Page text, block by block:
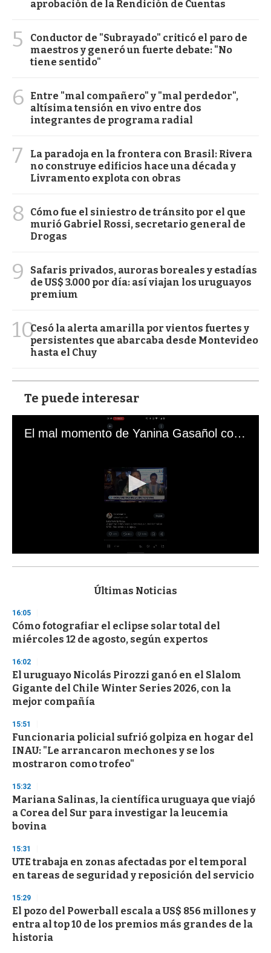
aprobación de la Rendición de Cuentas
5
Conductor de "Subrayado" criticó el paro de
maestros y generó un fuerte debate: "No
tiene sentido"
6
Entre "mal compañero" y "mal perdedor",
altísima tensión en vivo entre dos
integrantes de programa radial
7
La paradoja en la frontera con Brasil: Rivera
no construye edificios hace una década y
Livramento explota con obras
8
Cómo fue el siniestro de tránsito por el que
murió Gabriel Rossi, secretario general de
Drogas
9
Safaris privados, auroras boreales y estadías
de US$ 3.000 por día: así viajan los uruguayos
premium
10Cesó la alerta amarilla por vientos fuertes y
persistentes que abarcaba desde Montevideo
hasta el Chuy
Te puede interesar
El mal momento de Yanina Gasañol con un hincha argentino en "Subrayado"
s
d
s
o
f
3
s
e
c
o
d
s
Últimas Noticias
16:05
Cómo fotografiar el eclipse solar total del
miércoles 12 de agosto, según expertos
16:02
El uruguayo Nicolás Pirozzi ganó en el Slalom
Gigante del Chile Winter Series 2026, con la
mejor compañía
15:51
Funcionaria policial sufrió golpiza en hogar del
INAU: "Le arrancaron mechones y se los
mostraron como trofeo"
15:32
Mariana Salinas, la científica uruguaya que viajó
a Corea del Sur para investigar la leucemia
bovina
15:31
UTE trabaja en zonas afectadas por el temporal
en tareas de seguridad y reposición del servicio
15:29
El pozo del Powerball escala a US$ 856 millones y
entra al top 10 de los premios más grandes de la
historia